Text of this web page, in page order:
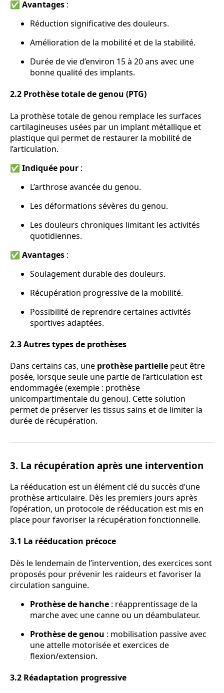
✅ Avantages :
Réduction significative des douleurs.
Amélioration de la mobilité et de la stabilité.
Durée de vie d’environ 15 à 20 ans avec une
bonne qualité des implants.
2.2 Prothèse totale de genou (PTG)
La prothèse totale de genou remplace les surfaces
cartilagineuses usées par un implant métallique et
plastique qui permet de restaurer la mobilité de
l’articulation.
✅ Indiquée pour :
L’arthrose avancée du genou.
Les déformations sévères du genou.
Les douleurs chroniques limitant les activités
quotidiennes.
✅ Avantages :
Soulagement durable des douleurs.
Récupération progressive de la mobilité.
Possibilité de reprendre certaines activités
sportives adaptées.
2.3 Autres types de prothèses
Dans certains cas, une prothèse partielle peut être
posée, lorsque seule une partie de l’articulation est
endommagée (exemple : prothèse
unicompartimentale du genou). Cette solution
permet de préserver les tissus sains et de limiter la
durée de récupération.
3. La récupération après une intervention
La rééducation est un élément clé du succès d’une
prothèse articulaire. Dès les premiers jours après
l’opération, un protocole de rééducation est mis en
place pour favoriser la récupération fonctionnelle.
3.1 La rééducation précoce
Dès le lendemain de l’intervention, des exercices sont
proposés pour prévenir les raideurs et favoriser la
circulation sanguine.
Prothèse de hanche : réapprentissage de la
marche avec une canne ou un déambulateur.
Prothèse de genou : mobilisation passive avec
une attelle motorisée et exercices de
flexion/extension.
3.2 Réadaptation progressive